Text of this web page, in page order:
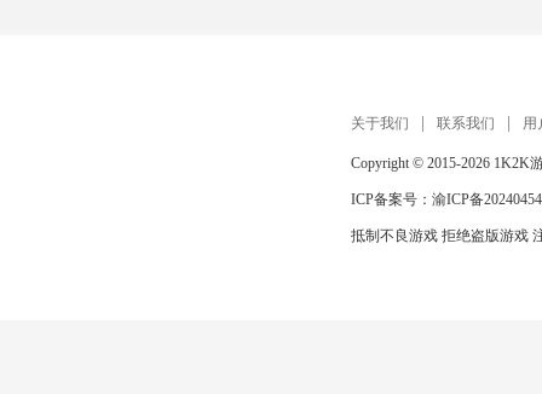
关于我们 联系我们 用
Copyright © 2015-2026 1K2K
ICP备案号： 渝ICP备
抵制不良游戏 拒绝盗版游戏